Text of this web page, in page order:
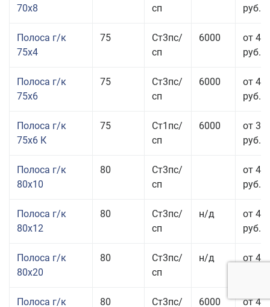
70x8
сп
руб.
Полоса г/к
75x4
75
Ст3пс/
сп
6000
от 42
руб.
Полоса г/к
75x6
75
Ст3пс/
сп
6000
от 42
руб.
Полоса г/к
75x6 К
75
Ст1пс/
сп
6000
от 35
руб.
Полоса г/к
80x10
80
Ст3пс/
сп
от 43
руб.
Полоса г/к
80x12
80
Ст3пс/
сп
н/д
от 45
руб.
Полоса г/к
80x20
80
Ст3пс/
сп
н/д
от 49
Полоса г/к 80 Ст3пс/ 6000 от 47